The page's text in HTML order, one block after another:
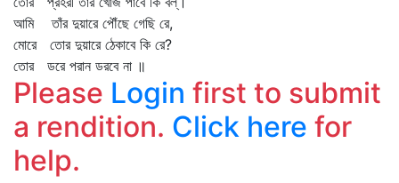
আমি তাঁর দুয়ারে পৌঁছে গেছি রে,
মোরে তোর দুয়ারে ঠেকাবে কি রে?
তোর ডরে পরান ডরবে না ॥
Please Login first to submit
a rendition. Click here for
help.